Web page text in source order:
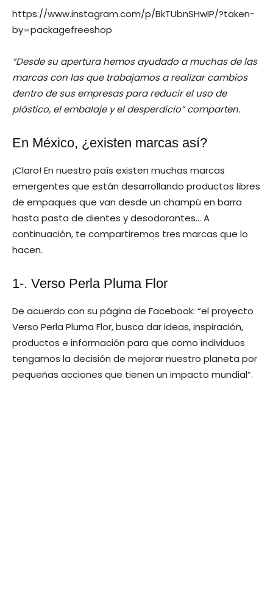
https://www.instagram.com/p/BkTUbnSHwIP/?taken-
by=packagefreeshop
“Desde su apertura hemos ayudado a muchas de las
marcas con las que trabajamos a realizar cambios
dentro de sus empresas para reducir el uso de
plástico, el embalaje y el desperdicio” comparten.
En México, ¿existen marcas así?
¡Claro! En nuestro país existen muchas marcas
emergentes que están desarrollando productos libres
de empaques que van desde un champú en barra
hasta pasta de dientes y desodorantes… A
continuación, te compartiremos tres marcas que lo
hacen.
1-. Verso Perla Pluma Flor
De acuerdo con su página de Facebook: “el proyecto
Verso Perla Pluma Flor, busca dar ideas, inspiración,
productos e información para que como individuos
tengamos la decisión de mejorar nuestro planeta por
pequeñas acciones que tienen un impacto mundial”.